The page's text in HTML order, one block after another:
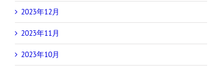
2023年12月
2023年11月
2023年10月